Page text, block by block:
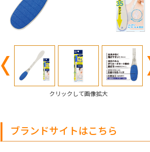
Previous
クリックして画像拡大
ブランドサイトはこちら